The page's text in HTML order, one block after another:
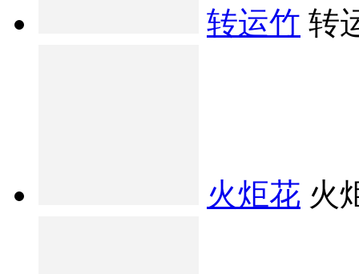
转运竹 转
火炬花 火